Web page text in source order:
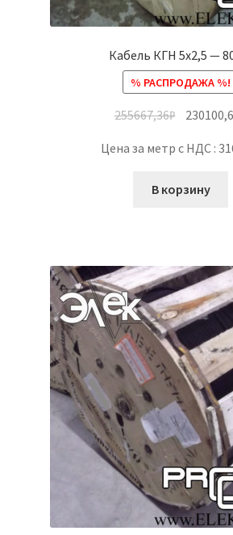
Кабель КГН 5х2,5 —
% РАСПРОДАЖА %!
255667,36₽
Цена за метр с НДС :
В корзину